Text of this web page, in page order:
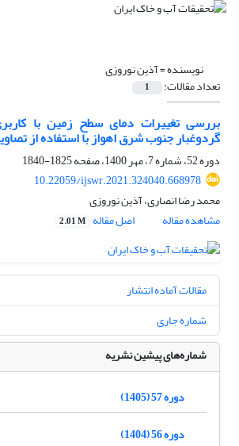
نویسنده =آذین نوروزی
تعداد مقالات: 1
بررسی تغییرات دمای سطح زمین با
گردوغبار جنوب شرق اهواز با استفاده از
دوره 52، شماره 7، مهر 1400، صفحه
1825-1840
10.22059/ijswr.2021.324040.668978
محمد رضا انصاری، آذین نوروزی
مشاهده مقاله
اصل مقاله 2.01 M
مقالات آماده انتشار
شماره جاری
شماره‌های پیشین نشریه
دوره 57 (1405)
دوره 56 (1404)